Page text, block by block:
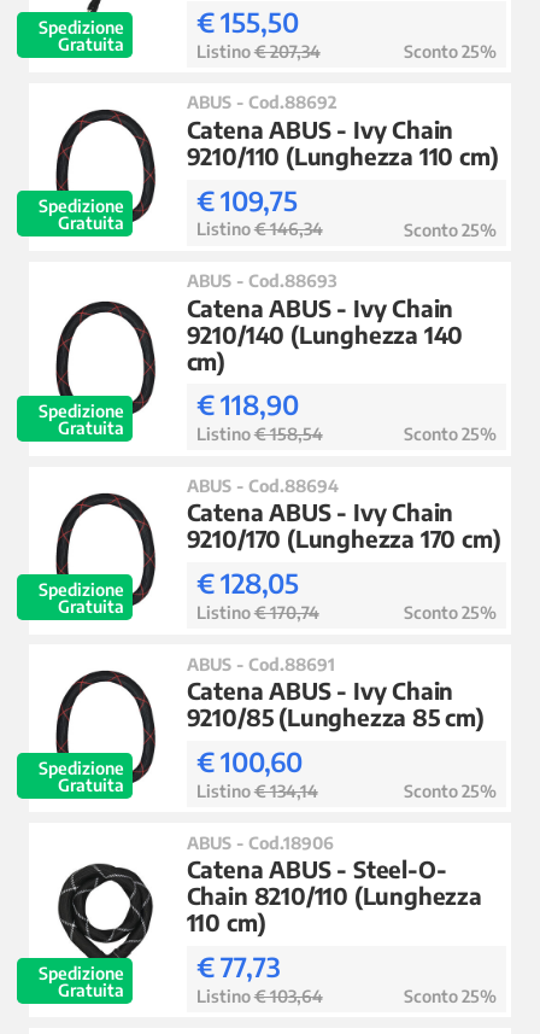
Spedizione
Gratuita
€ 155,50
Listino€ 207,34 Sconto 25%
Spedizione
Gratuita
ABUS - Cod.88692
Catena ABUS - Ivy Chain
9210/110 (Lunghezza 110 cm)
€ 109,75
Listino€ 146,34 Sconto 25%
Spedizione
Gratuita
ABUS - Cod.88693
Catena ABUS - Ivy Chain
9210/140 (Lunghezza 140
cm)
€ 118,90
Listino€ 158,54 Sconto 25%
Spedizione
Gratuita
ABUS - Cod.88694
Catena ABUS - Ivy Chain
9210/170 (Lunghezza 170 cm)
€ 128,05
Listino€ 170,74 Sconto 25%
Spedizione
Gratuita
ABUS - Cod.88691
Catena ABUS - Ivy Chain
9210/85 (Lunghezza 85 cm)
€ 100,60
Listino€ 134,14 Sconto 25%
Spedizione
Gratuita
ABUS - Cod.18906
Catena ABUS - Steel-O-
Chain 8210/110 (Lunghezza
110 cm)
€ 77,73
Listino€ 103,64 Sconto 25%